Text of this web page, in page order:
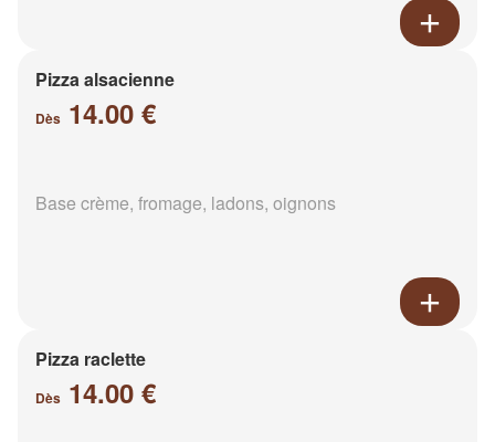
Pizza alsacienne
Dès 14.00 €
Base crème, fromage, ladons, oignons
Pizza raclette
Dès 14.00 €